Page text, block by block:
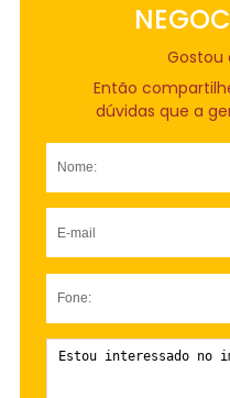
Gostou
Então
dúvidas que a